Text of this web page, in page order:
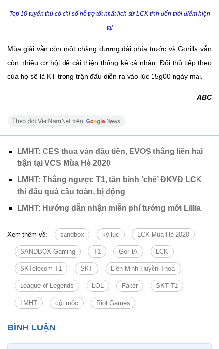
Top 10 tuyển thủ có chỉ số hỗ trợ tốt nhất lịch sử LCK tính đến thời điểm hiện
tại
Mùa giải vẫn còn một chặng đường dài phía trước và Gorilla vẫn
còn nhiều cơ hội để cải thiện thống kê cá nhân. Đối thủ tiếp theo
của họ sẽ là KT trong trận đấu diễn ra vào lúc 15g00 ngày mai.
ABC
LMHT: CES thua ván đầu tiên, EVOS thắng liền hai
trận tại VCS Mùa Hè 2020
LMHT: Thắng ngược T1, tân binh ‘chê’ ĐKVĐ LCK
thi đấu quá cầu toàn, bị động
LMHT: Hướng dẫn nhận miễn phí tướng mới Lillia
Xem thêm về: sandbox kỷ lục LCK Mùa Hè 2020
SANDBOX Gaming T1 GorillA LCK
SKTelecom T1 SKT Liên Minh Huyền Thoại
League of Legends LOL Faker SKT T1
LMHT cột mốc Riot Games